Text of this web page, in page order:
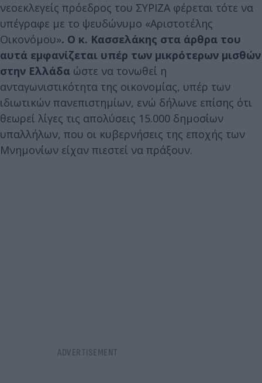
νεοεκλεγείς πρόεδρος του ΣΥΡΙΖΑ φέρεται τότε να
υπέγραφε με το ψευδώνυμο «Αριστοτέλης
Οικονόμου». Ο κ. Κασσελάκης στα άρθρα του
αυτά εμφανίζεται υπέρ των μικρότερων μισθών
στην Ελλάδα ώστε να τονωθεί η
ανταγωνιστικότητα της οικονομίας, υπέρ των
ιδιωτικών πανεπιστημίων, ενώ δήλωνε επίσης ότι
θεωρεί λίγες τις απολύσεις 15.000 δημοσίων
υπαλλήλων, που οι κυβερνήσεις της εποχής των
Μνημονίων είχαν πιεστεί να πράξουν.